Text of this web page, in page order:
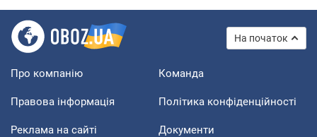
На початок
Про компанію Команда
Правова інформація Політика конфіденційності
Реклама на сайті Документи